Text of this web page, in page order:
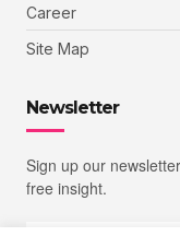
Career
Site Map
Newsletter
Sign up our
free insight.